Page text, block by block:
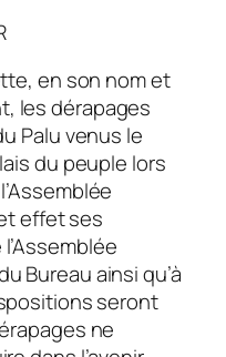
en son nom et
les dérapages
Palu venus le
du peuple lors
effet ses
Bureau ainsi qu’à
seront
ne